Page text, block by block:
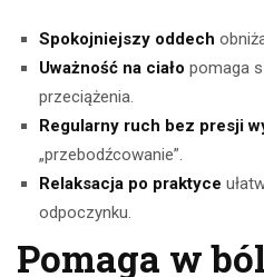
Spokojniejszy oddech
Uważność na ciało pomaga
przeciążenia.
Regularny ruch bez presji
„przebodźcowanie”.
Relaksacja po praktyce
odpoczynku.
Pomaga w